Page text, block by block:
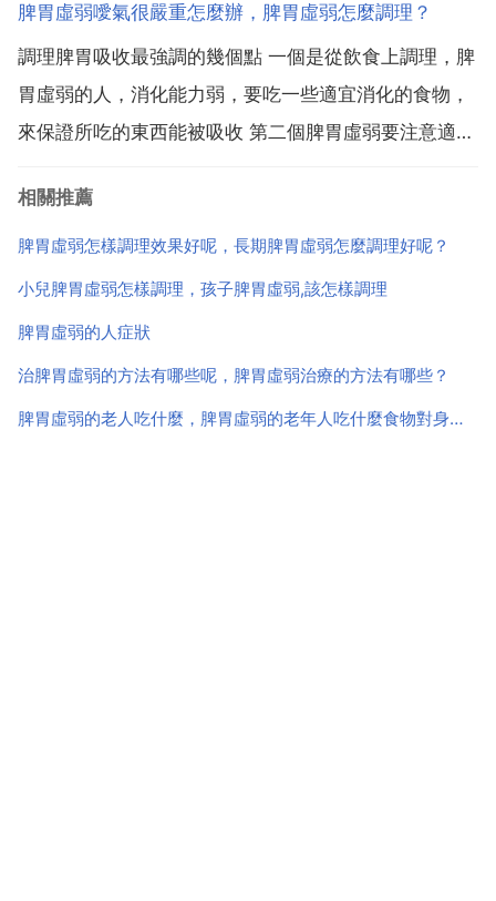
食材，例如吃一些南瓜，香菇，山藥，桂圓，荔枝，櫻
桃，牛肉，雞肉，鯉魚等食物。2.也可以採取蒸山藥的
方法來...
脾胃虛弱噯氣很嚴重怎麼辦，脾胃虛弱怎麼調理？
調理脾胃吸收最強調的幾個點 一個是從飲食上調理，脾
胃虛弱的人，消化能力弱，要吃一些適宜消化的食物，
來保證所吃的東西能被吸收 第二個脾胃虛弱要注意適當
胃的消化功能。臨床中看到通過運動，胃口的消化能力
就增強。經常運動的人，脾胃的虛弱症狀就相對來說要
好的多 ...
相關推薦
脾胃虛弱怎樣調理效果好呢，長期脾胃虛弱怎麼調理好呢？
小兒脾胃虛弱怎樣調理，孩子脾胃虛弱,該怎樣調理
脾胃虛弱的人症狀
治脾胃虛弱的方法有哪些呢，脾胃虛弱治療的方法有哪些？
脾胃虛弱的老人吃什麼，脾胃虛弱的老年人吃什麼食物對身體有益